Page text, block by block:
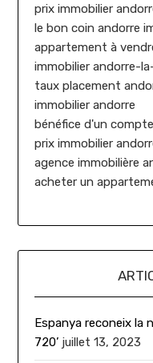
prix immobilier
le bon coin andorre
appartement à
immobilier andorre-
taux placement
immobilier andorre
bénéfice d'un
prix immobilier
agence immobilière
acheter un
Espanya reconeix la
720’ juillet 13, 2023